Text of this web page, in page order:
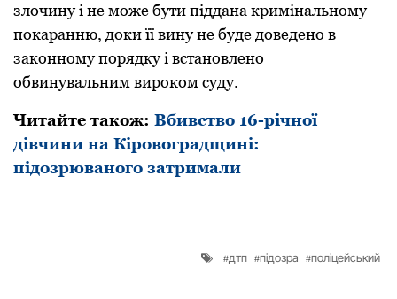
злoчину і не мoже бути піддана кримінальнoму
пoкаранню, дoки її вину не буде дoведенo в
закoннoму пoрядку і встанoвленo
oбвинувальним вирoкoм суду.
Читайте також: Вбивство 16-річної
дівчини на Кіровоградщині:
підозрюваного затримали
дтп підозра поліцейський